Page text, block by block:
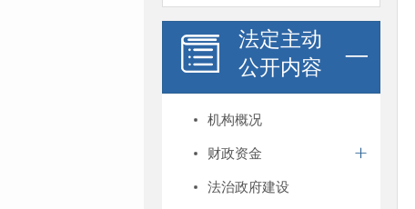
法定主动
公开内容
机构概况
财政资金
法治政府建设